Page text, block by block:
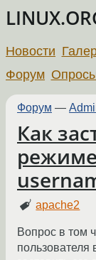
Новости
Форум
Форум —
Как
apache2
Вопрос в том
пользователя